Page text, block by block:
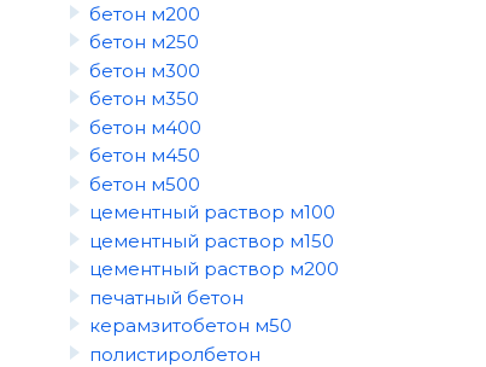
бетон м200
бетон м250
бетон м300
бетон м350
бетон м400
бетон м450
бетон м500
цементный раствор м100
цементный раствор м150
цементный раствор м200
печатный бетон
керамзитобетон м50
полистиролбетон